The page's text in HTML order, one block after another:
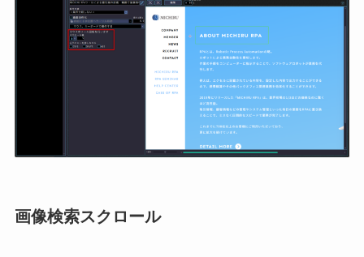
画像検索スクロール